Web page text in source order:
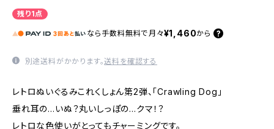
残り1点
なら 手数料無料で 月々¥1,460から
別途送料がかかります。送料を確認する
レトロぬいぐるみこれくしょん第2弾、「Crawling Dog」
垂れ耳の…いぬ？丸いしっぽの…クマ！？
レトロな色使いがとってもチャーミングです。